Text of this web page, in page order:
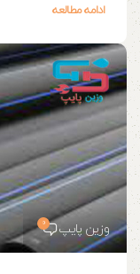
ادامه مطالعه
وزین پایپ 0